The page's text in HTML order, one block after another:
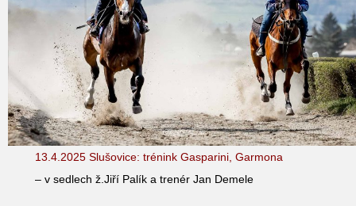
13.4.2025 Slušovice: trénink Gasparini, Garmona
– v sedlech ž.Jiří Palík a trenér Jan Demele